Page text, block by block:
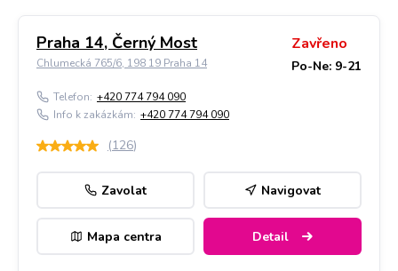
Praha 14, Černý Most
Chlumecká 765/6, 198 19 Praha 14
Zavřeno
Po-Ne: 9-21
Telefon: +420 774 794 090
Info k zakázkám: +420 774 794 090
(126)
Zavolat Navigovat
Mapa centra Detail